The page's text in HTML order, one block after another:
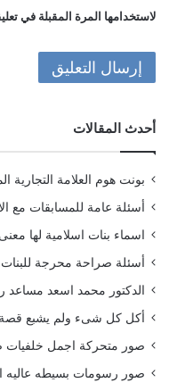
لاستخدامها المرة المقبلة في
أحدث المقالات
بونت هوم العلامة
أسئلة عامة للمسابقات مع الاجابة
اسماء بنات اسلامية لها
أسئلة صراحة محرجة للبنات
الدكتور محمد اسعد
أكل كل شىء ولم يشبع قصة
صور متحركة اجمل خلفيات
صور رسومات بسيطه عاليه